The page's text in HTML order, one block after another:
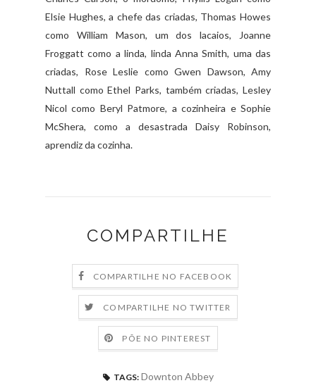
Elsie Hughes, a chefe das criadas, Thomas Howes
como William Mason, um dos lacaios, Joanne
Froggatt como a linda, linda Anna Smith, uma das
criadas, Rose Leslie como Gwen Dawson, Amy
Nuttall como Ethel Parks, também criadas, Lesley
Nicol como Beryl Patmore, a cozinheira e Sophie
McShera, como a desastrada Daisy Robinson,
aprendiz da cozinha.
COMPARTILHE
COMPARTILHE NO FACEBOOK
COMPARTILHE NO TWITTER
PÕE NO PINTEREST
TAGS: Downton Abbey